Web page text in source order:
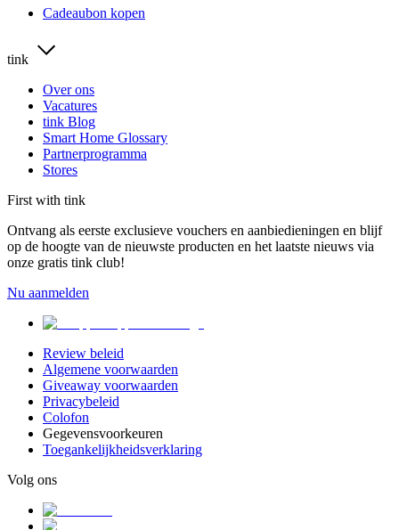
Cadeaubon kopen
tink
Over ons
Vacatures
tink Blog
Smart Home Glossary
Partnerprogramma
Stores
First with tink
Ontvang als eerste exclusieve vouchers en aanbiedieningen en blijf
op de hoogte van de nieuwste producten en het laatste nieuws via
onze gratis tink club!
Nu aanmelden
Review beleid
Algemene voorwaarden
Giveaway voorwaarden
Privacybeleid
Colofon
Gegevensvoorkeuren
Toegankelijkheidsverklaring
Volg ons